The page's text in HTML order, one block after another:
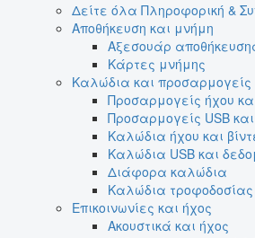
Δείτε όλα Πληροφορική &
Αποθήκευση και μνήμη
Αξεσουάρ
Κάρτες μνήμης
Καλώδια και προσαρμογείς
Προσαρμογείς ήχου
Προσαρμογείς USB
Καλώδια ήχου και
Καλώδια USB και
Διάφορα καλώδια
Καλώδια τροφοδοσίας
Επικοινωνίες και ήχος
Ακουστικά και ήχος